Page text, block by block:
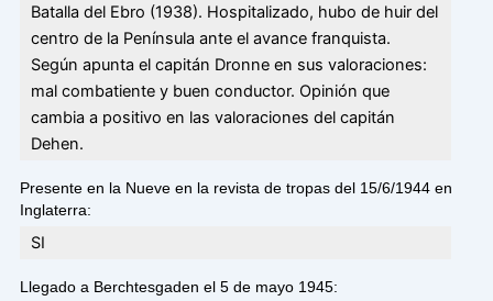
Batalla del Ebro (1938). Hospitalizado, hubo de huir del
centro de la Península ante el avance franquista.
Según apunta el capitán Dronne en sus valoraciones:
mal combatiente y buen conductor. Opinión que
cambia a positivo en las valoraciones del capitán
Dehen.
Presente en la Nueve en la revista de tropas del 15/6/1944 en
Inglaterra:
SI
Llegado a Berchtesgaden el 5 de mayo 1945: